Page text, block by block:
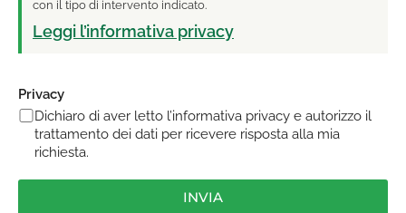
con il tipo di intervento indicato.
Leggi l’informativa privacy
Privacy
Dichiaro di aver letto l’informativa privacy e autorizzo il
trattamento dei dati per ricevere risposta alla mia
richiesta.
INVIA